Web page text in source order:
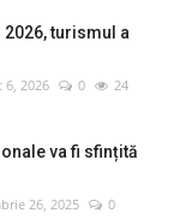
turismul a
6, 2026 0 24
va fi sfințită
26, 2025
0